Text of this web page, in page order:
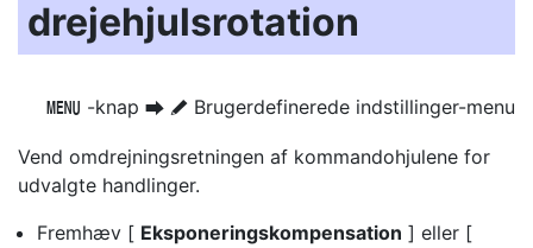
drejehjulsrotation
G -knap U A Brugerdefinerede indstillinger-menu
Vend omdrejningsretningen af kommandohjulene for
udvalgte handlinger.
Fremhæv [ Eksponeringskompensation ] eller [